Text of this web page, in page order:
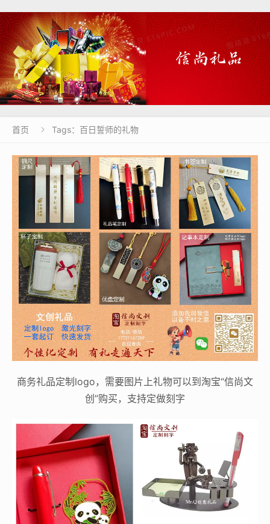
首页  Tags：百日誓师的礼物
商务礼品定制logo，需要图片上礼物可以到淘宝“信尚文
创”购买，支持定做刻字